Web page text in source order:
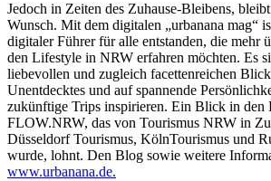
Jedoch in Zeiten des Zuhause-Bleibens,
Wunsch. Mit dem digitalen „urbanana mag“
digitaler Führer für alle entstanden, die mehr
den Lifestyle in NRW erfahren möchten. Es
liebevollen und zugleich facettenreichen
Unentdecktes und auf spannende
zukünftige Trips inspirieren. Ein Blick in den
FLOW.NRW, das von Tourismus NRW in
Düsseldorf Tourismus, KölnTourismus und
wurde, lohnt. Den Blog sowie weitere
www.urbanana.de.